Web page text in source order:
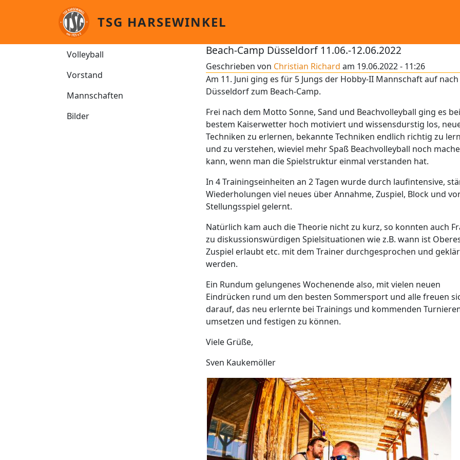
Direkt zum Inhalt
TSG HARSEWINKEL
Volleyball
Volleyball
Vorstand
Mannschaften
Bilder
Beach-Camp Düsseldorf 11.06.-12.06.2022
Geschrieben von Christian Richard am 19.06.2022 - 11:26
Am 11. Juni ging es für 5 Jungs der Hobby-II Mannschaft auf nach
Düsseldorf zum Beach-Camp.
Frei nach dem Motto Sonne, Sand und Beachvolleyball ging es bei
bestem Kaiserwetter hoch motiviert und wissensdurstig los,
Techniken zu erlernen, bekannte Techniken endlich richtig zu
und zu verstehen, wieviel mehr Spaß Beachvolleyball noch
kann, wenn man die Spielstruktur einmal verstanden hat.
In 4 Trainingseinheiten an 2 Tagen wurde durch laufintensive,
Wiederholungen viel neues über Annahme, Zuspiel, Block und
Stellungsspiel gelernt.
Natürlich kam auch die Theorie nicht zu kurz, so konnten auch
zu diskussionswürdigen Spielsituationen wie z.B. wann ist
Zuspiel erlaubt etc. mit dem Trainer durchgesprochen und
werden.
Ein Rundum gelungenes Wochenende also, mit vielen neuen
Eindrücken rund um den besten Sommersport und alle freuen
darauf, das neu erlernte bei Trainings und kommenden
umsetzen und festigen zu können.
Viele Grüße,
Sven Kaukemöller